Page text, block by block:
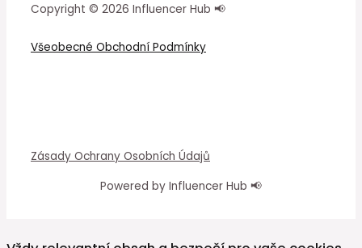
Copyright © 2026 Influencer Hub 📢
Všeobecné Obchodní Podmínky
Zásady Ochrany Osobních Údajů
Powered by Influencer Hub 📢